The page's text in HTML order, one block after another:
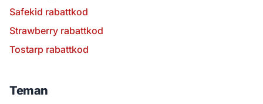
Safekid rabattkod
Strawberry rabattkod
Tostarp rabattkod
Teman